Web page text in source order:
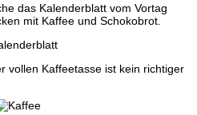
das Kalenderblatt vom Vortag
mit Kaffee und Schokobrot.
vollen Kaffeetasse ist kein richtiger